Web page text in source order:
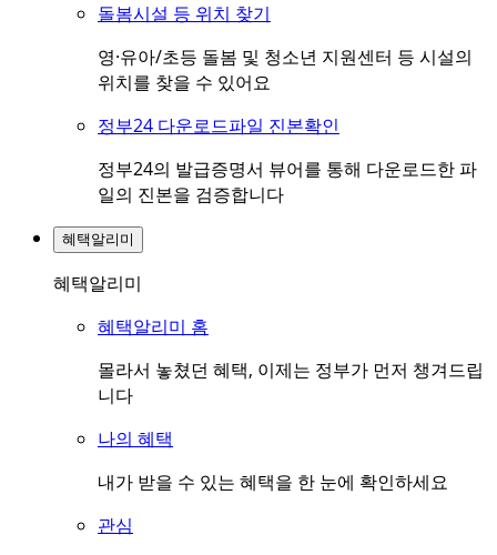
돌봄시설 등 위치 찾기
영·유아/초등 돌봄 및 청소년 지원센터 등 시설의
위치를 찾을 수 있어요
정부24 다운로드파일 진본확인
정부24의 발급증명서 뷰어를 통해 다운로드한 파
일의 진본을 검증합니다
혜택알리미
혜택알리미
혜택알리미 홈
몰라서 놓쳤던 혜택, 이제는 정부가 먼저 챙겨드립
니다
나의 혜택
내가 받을 수 있는 혜택을 한 눈에 확인하세요
관심